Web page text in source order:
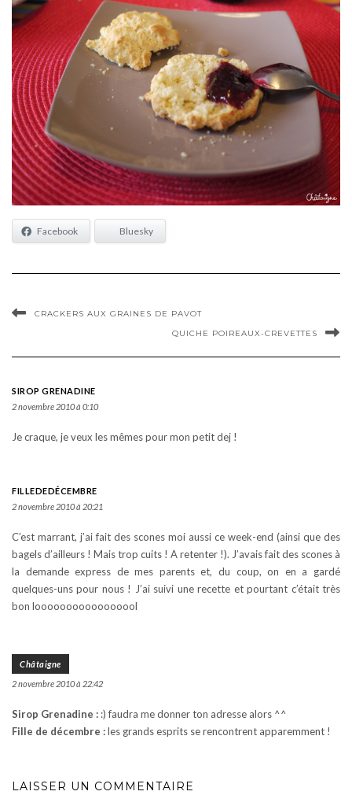
Facebook Bluesky
CRACKERS AUX GRAINES DE PAVOT
QUICHE POIREAUX-CREVETTES
SIROP GRENADINE
2 novembre 2010 à 0:10
Je craque, je veux les mêmes pour mon petit dej !
FILLEDEDÉCEMBRE
2 novembre 2010 à 20:21
C’est marrant, j’ai fait des scones moi aussi ce week-end (ainsi que des
bagels d’ailleurs ! Mais trop cuits ! A retenter !). J’avais fait des scones à
la demande express de mes parents et, du coup, on en a gardé
quelques-uns pour nous ! J’ai suivi une recette et pourtant c’était très
bon looooooooooooooool
Châtaigne
2 novembre 2010 à 22:42
Sirop Grenadine : :) faudra me donner ton adresse alors ^^
Fille de décembre :les grands esprits se rencontrent apparemment !
LAISSER UN COMMENTAIRE